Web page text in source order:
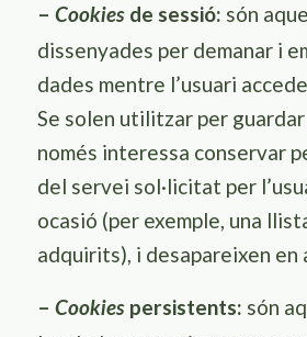
– Cookiesde sessió: són
dissenyades per demanar i
dades mentre l’usuari
Se solen utilitzar per
només interessa conservar
del servei sol·licitat per
ocasió (per exemple, una
adquirits), i desapareixen en
– Cookiespersistents: són